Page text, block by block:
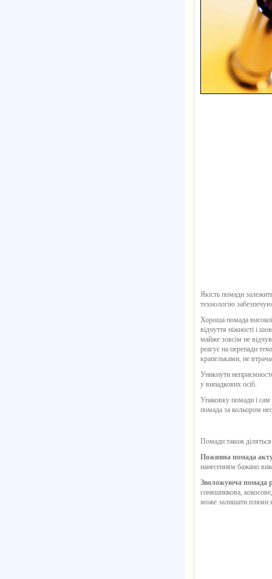
Якість помади
технологію
Хороша помада
відчуття ніжності і
майже зовсім не
реагує на перепади
крапельками, не
Уникнути
у випадкових осіб.
Упаковку помади і сам
помада за кольором
Помади також
Поживна помада
нанесенням бажано
Зволожуюча помада
соняшникова,
може залишати плями